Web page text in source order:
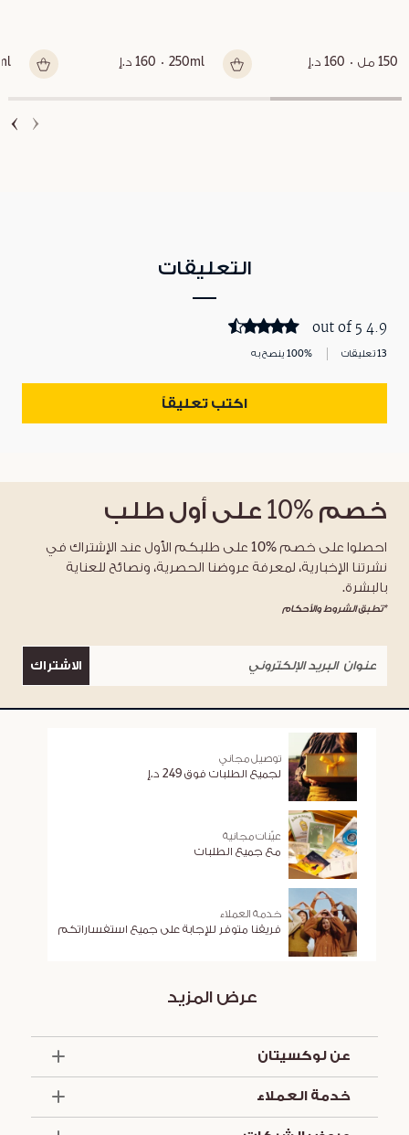
150 مل 160 د.إ 250ml 160 د.إ
التعليقات
4.9 out of 5
13 تعليقات 100% ينصح به
اكتب تعليقاً
خصم %10 على أول طلب
احصلوا على خصم %10 على طلبكم الأول عند الإشتراك في
نشرتنا الإخبارية، لمعرفة عروضنا الحصرية، ونصائح للعناية
بالبشرة.
*تطبق الشروط والأحكام
الاشتراك
توصيل مجاني
لجميع الطلبات فوق 249 د.إ
عيّنات مجانية
مع جميع الطلبات
خدمة العملاء
فريقنا متوفر للإجابة على جميع استفساراتكم
عرض المزيد
عن لوكسيتان
العروض والخدمات
خدمة العملاء